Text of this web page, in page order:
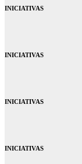
INICIATIVAS
INICIATIVAS
INICIATIVAS
INICIATIVAS